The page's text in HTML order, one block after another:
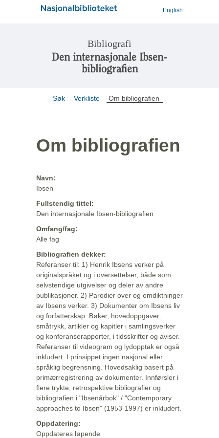
English
Bibliografi
Den internasjonale Ibsen-
bibliografien
Søk Verkliste Om bibliografien
Om bibliografien
Navn:
Ibsen
Fullstendig tittel:
Den internasjonale Ibsen-bibliografien
Omfang/fag:
Alle fag
Bibliografien dekker:
Referanser til: 1) Henrik Ibsens verker på
originalspråket og i oversettelser, både som
selvstendige utgivelser og deler av andre
publikasjoner. 2) Parodier over og omdiktninger
av Ibsens verker. 3) Dokumenter om Ibsens liv
og forfatterskap: Bøker, hovedoppgaver,
småtrykk, artikler og kapitler i samlingsverker
og konferanserapporter, i tidsskrifter og aviser.
Referanser til videogram og lydopptak er også
inkludert. I prinsippet ingen nasjonal eller
språklig begrensning. Hovedsaklig basert på
primærregistrering av dokumenter. Innførsler i
flere trykte, retrospektive bibliografier og
bibliografien i "Ibsenårbok" / "Contemporary
approaches to Ibsen" (1953-1997) er inkludert.
Oppdatering:
Oppdateres løpende